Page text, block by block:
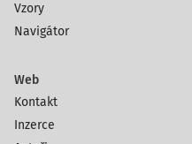
Vzory
Navigátor
Web
Kontakt
Inzerce